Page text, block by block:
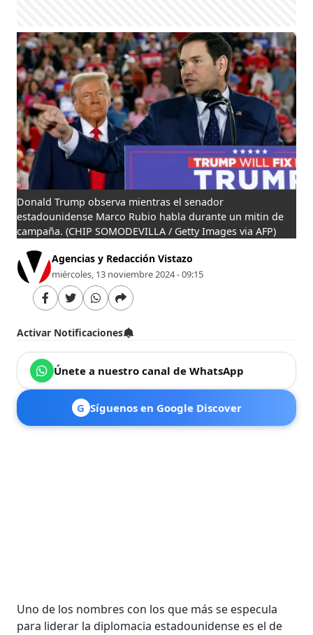
Donald Trump observa mientras el senador
estadounidense Marco Rubio habla durante un mitin de
campaña. (CHIP SOMODEVILLA / Getty Images via AFP)
Agencias y Redacción Vistazo
miércoles, 13 noviembre 2024 - 09:15
Activar Notificaciones
Únete a nuestro canal de WhatsApp
G Síguenos en Google Discover
Uno de los nombres con los que más se especula
para liderar la diplomacia estadounidense es el de